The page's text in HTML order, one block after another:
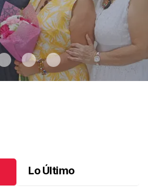
Lo Último